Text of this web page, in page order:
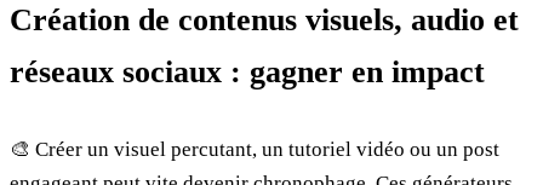
Création de contenus visuels, audio et
réseaux sociaux : gagner en impact
🎨 Créer un visuel percutant, un tutoriel vidéo ou un post